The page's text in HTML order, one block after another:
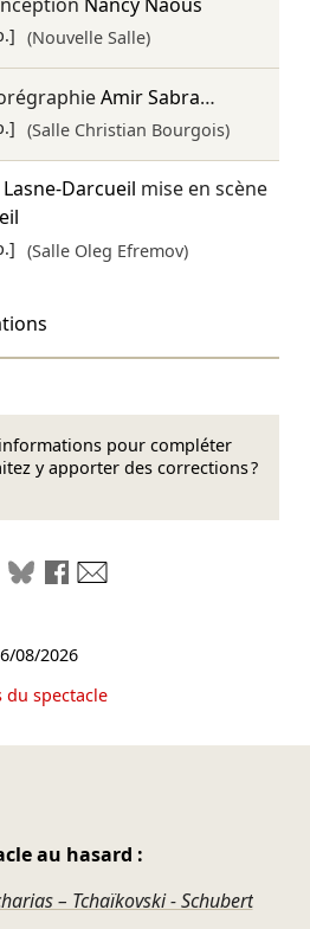
(Nouvelle Salle)
Amir Sabra…
(Salle Christian Bourgois)
Darcueil mise en scène
(Salle Oleg Efremov)
pour compléter
y apporter des corrections ?
le liensur LinkedIn
Partager sur Mastodon
Partager sur Bluesky
Partager sur Facebook
6/08/2026
du spectacle
au hasard :
– Tchaïkovski - Schubert